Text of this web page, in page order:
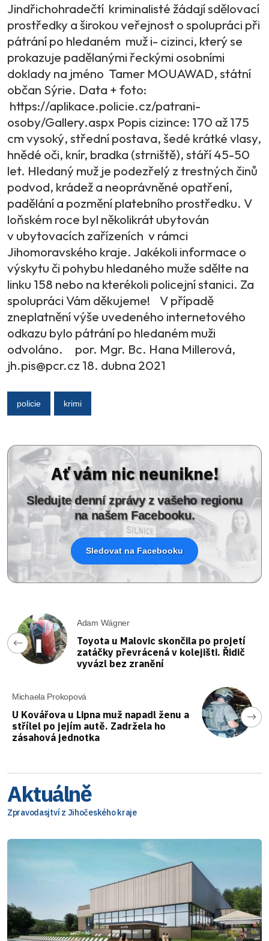
Jindřichohradečtí kriminalisté žádají sdělovací
prostředky a širokou veřejnost o spolupráci při
pátrání po hledaném muž i- cizinci, který se
prokazuje padělanými řeckými osobními
doklady na jméno Tamer MOUAWAD, státní
občan Sýrie. Data + foto:
https://aplikace.policie.cz/patrani-
osoby/Gallery.aspx Popis cizince: 170 až 175
cm vysoký, střední postava, šedé krátké vlasy,
hnědé oči, knír, bradka (strniště), stáří 45-50
let. Hledaný muž je podezřelý z trestných činů
podvod, krádež a neoprávněné opatření,
padělání a pozmění platebního prostředku. V
loňském roce byl několikrát ubytován
v ubytovacích zařízeních v rámci
Jihomoravského kraje. Jakékoli informace o
výskytu či pohybu hledaného muže sdělte na
linku 158 nebo na kterékoli policejní stanici. Za
spolupráci Vám děkujeme! V případě
zneplatnění výše uvedeného internetového
odkazu bylo pátrání po hledaném muži
odvoláno. por. Mgr. Bc. Hana Millerová,
jh.pis@pcr.cz 18. dubna 2021
policie krimi
Ať vám nic neunikne!
Sledujte denní zprávy z vašeho regionu
na našem Facebooku.
Sledovat na Facebooku
Adam Wágner
Toyota u Malovic skončila po projetí
zatáčky převrácená v kolejišti. Řidič
vyvázl bez zranění
Michaela Prokopová
U Kovářova u Lipna muž napadl ženu a
střílel po jejím autě. Zadržela ho
zásahová jednotka
Aktuálně
Zpravodasjtví z Jihočeského kraje